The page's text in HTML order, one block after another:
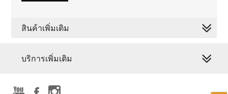
สินค้าเพิ่มเติม
บริการเพิ่มเติม
  